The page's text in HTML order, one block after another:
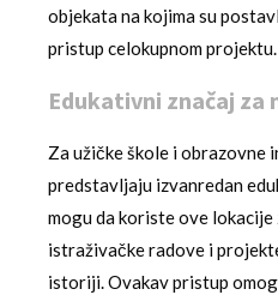
objekata na kojima su
pristup celokupnom projektu.
Edukativni značaj za
Za užičke škole i obrazovne
predstavljaju izvanredan
mogu da koriste ove
istraživačke radove i
istoriji. Ovakav pristup